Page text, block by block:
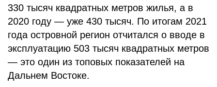
330 тысяч квадратных метров жилья, а в
2020 году — уже 430 тысяч. По итогам 2021
года островной регион отчитался о вводе в
эксплуатацию 503 тысяч квадратных метров
— это один из топовых показателей на
Дальнем Востоке.